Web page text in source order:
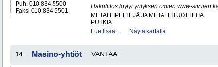
Puh. 010 834 5500
Faksi 010 834 5501
Hakutulos löytyi yrityksen omien www-sivujen
METALLIPELTEJÄ JA METALLITUOTTEITA
PUTKIA
Lue lisää..
Näytä kartalla
14. Masino-yhtiöt VANTAA